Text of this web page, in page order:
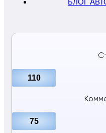
БЛОГ
110
75